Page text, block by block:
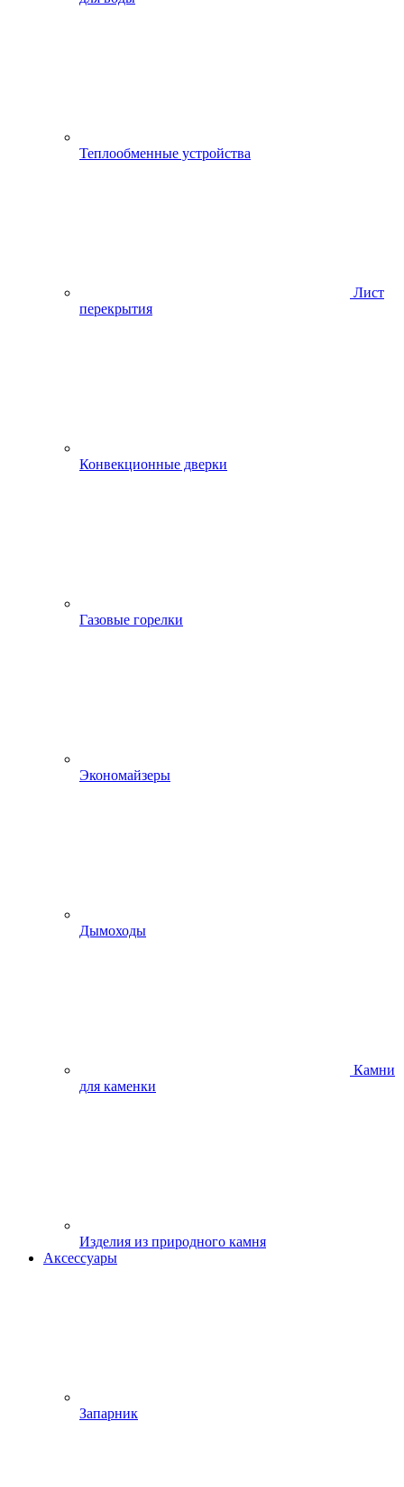
Теплообменные устройства
Лист
перекрытия
Конвекционные дверки
Газовые горелки
Экономайзеры
Дымоходы
Камни
для каменки
Изделия из природного камня
Аксессуары
Запарник